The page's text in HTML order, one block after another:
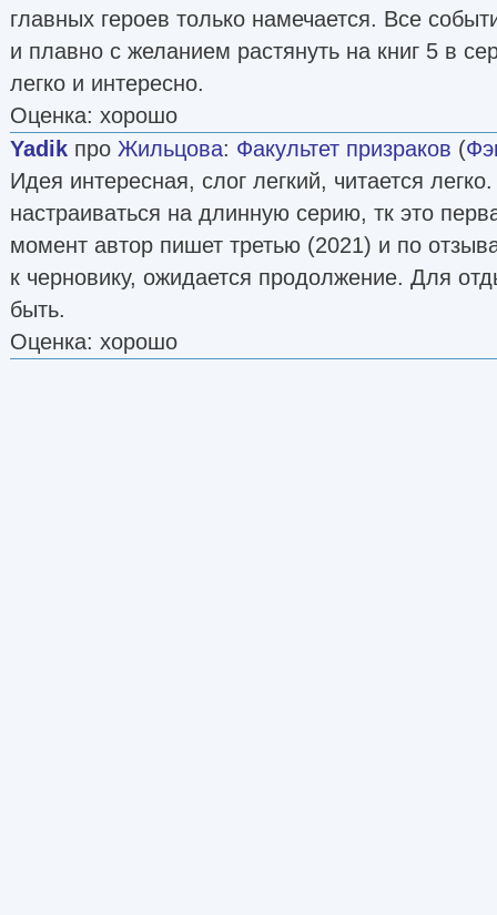
главных героев только намечается. Все
и плавно с желанием растянуть на книг 5 в
легко и интересно.
Оценка: хорошо
Yadik про Жильцова: Факультет призраков (
Идея интересная, слог легкий, читается
настраиваться на длинную серию, тк это
момент автор пишет третью (2021) и по
к черновику, ожидается продолжение. Для
быть.
Оценка: хорошо